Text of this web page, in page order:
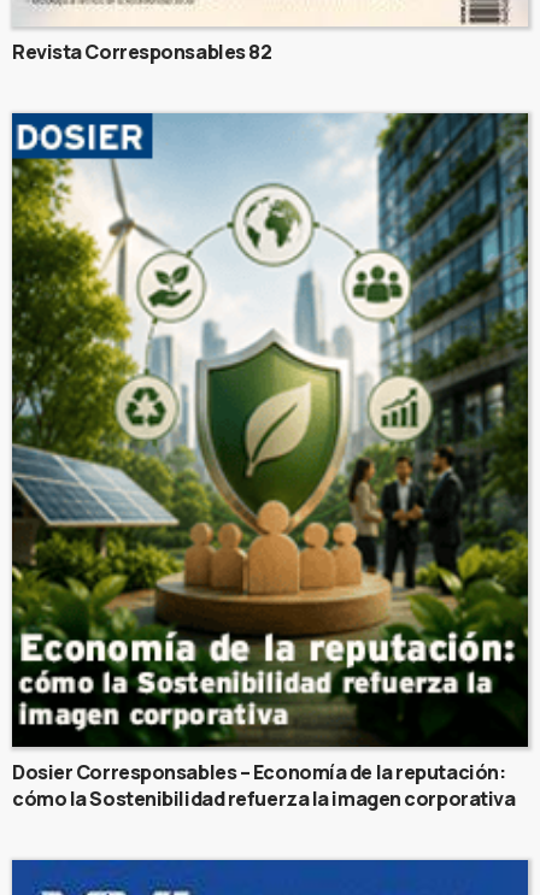
Revista Corresponsables 82
Dosier Corresponsables – Economía de la reputación:
cómo la Sostenibilidad refuerza la imagen corporativa